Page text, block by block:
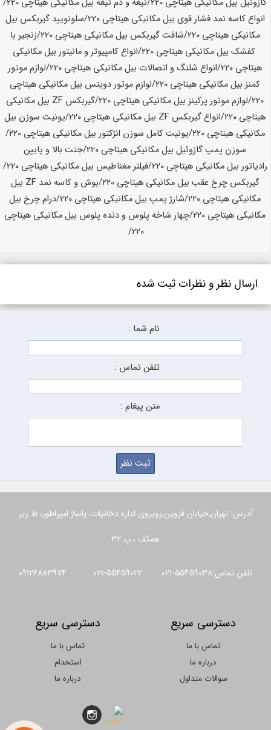
ارسال نظر و نظرات ثبت شده
نام شما :
تلفن تماس :
متن پیغام :
آدرس: تهران,خیابان قزوین,روبروی اداره دخانیات، پاساژ امپراطور، ط زیر
همکف ، پ 32
تلفن تماس:55459038-021 55459022-021 09126883974
دسترسی سریع
تماس با ما
درباره ما
سوالات متداول
دسترسی سریع
تماس با ما
استخدام
درباره ما